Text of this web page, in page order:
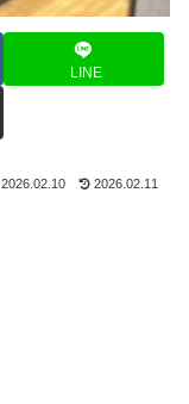
LINE
2026.02.10 2026.02.11